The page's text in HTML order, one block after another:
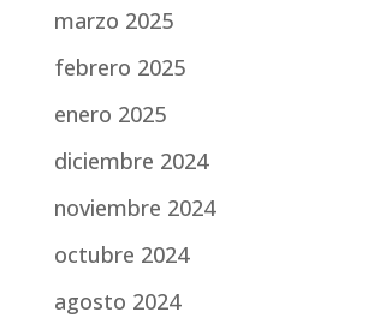
marzo 2025
febrero 2025
enero 2025
diciembre 2024
noviembre 2024
octubre 2024
agosto 2024